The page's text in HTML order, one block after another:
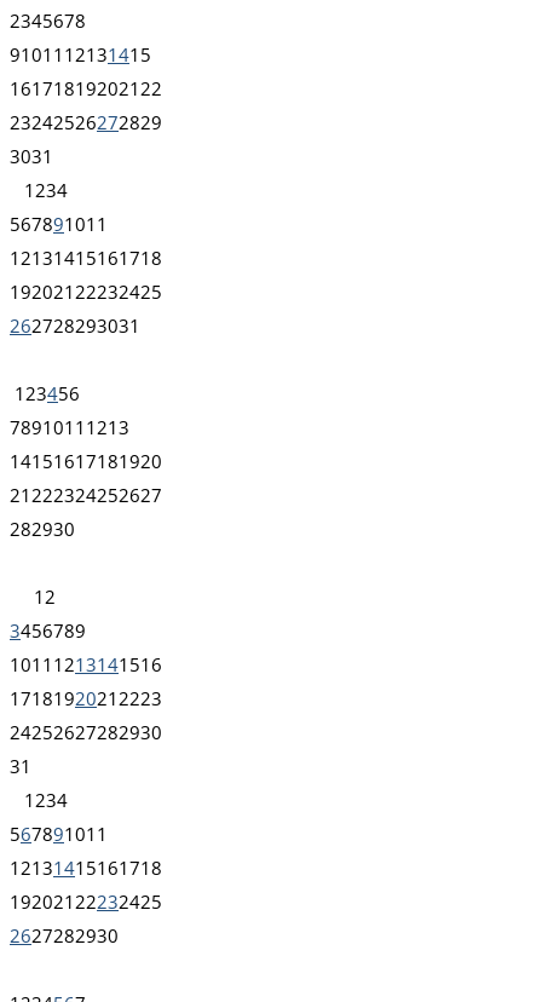
2345678
91011 12131415
161718192021 22
23242526272829
3031
1 234
567891011
12131415161718
192021 22232425
262728293031
1 23456
7891011 1213
14151617181920
21 222324252627
282930
1 2
3456789
1011 1213141516
1718192021 2223
24252627282930
31
1 234
567891011
12131415161718
192021 22232425
2627282930